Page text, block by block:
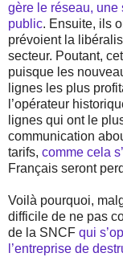
gère le réseau, une
public. Ensuite, ils
prévoient la
secteur. Poutant,
puisque les
lignes les plus
l’opérateur
lignes qui ont le
communication
tarifs, comme cela
Français seront
Voilà pourquoi,
difficile de ne pas
de la SNCF qui
l’entreprise de